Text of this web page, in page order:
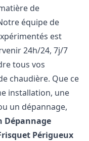
de
équipe de
est
24h/24, 7j/7
tous vos
chaudière. Que ce
installation, une
un dépannage,
Périgueux